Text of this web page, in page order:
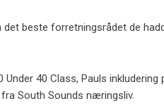
beste forretningsrådet de
40 Class, Pauls
South Sounds næringsliv.